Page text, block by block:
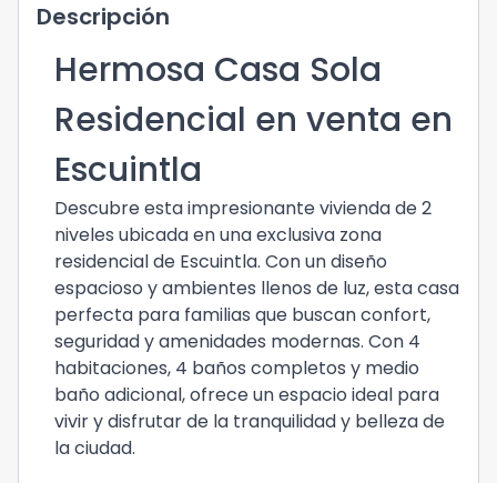
Descripción
Hermosa Casa Sola
Residencial en venta en
Escuintla
Descubre esta impresionante vivienda de 2
niveles ubicada en una exclusiva zona
residencial de Escuintla. Con un diseño
espacioso y ambientes llenos de luz, esta casa
perfecta para familias que buscan confort,
seguridad y amenidades modernas. Con 4
habitaciones, 4 baños completos y medio
baño adicional, ofrece un espacio ideal para
vivir y disfrutar de la tranquilidad y belleza de
la ciudad.